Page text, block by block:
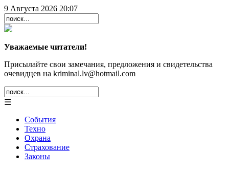
9 Августа 2026 20:07
Уважаемые читатели!
Присылайте свои замечания, предложения и свидетельства
очевидцев на kriminal.lv@hotmail.com
☰
События
Техно
Охрана
Страхование
Законы